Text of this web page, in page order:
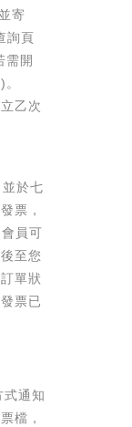
寄
詢頁
需開
乙次
於七
票，
員可
至您
單狀
票已
通知
檔，